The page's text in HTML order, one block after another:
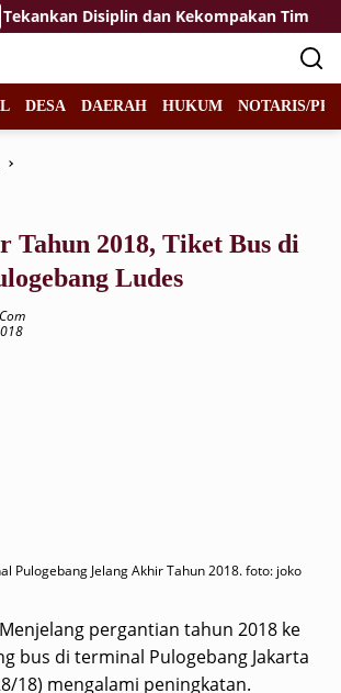
Disiplin dan Kekompakan Tim
DESA DAERAH HUKUM NOTARIS/
Tahun 2018, Tiket Bus di
Ludes
Pulogebang Jelang Akhir Tahun 2018. foto: joko
pergantian tahun 2018 ke
bus di terminal Pulogebang Jakarta
18) mengalami peningkatan.